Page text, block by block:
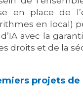
en place de
en local)
avec la
droits et de la
projets